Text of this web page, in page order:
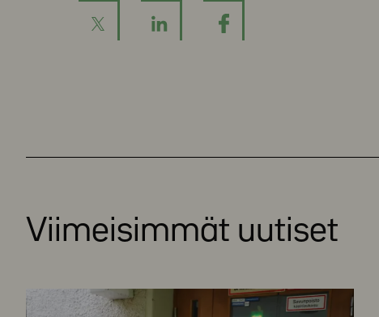
Viimeisimmät uutiset